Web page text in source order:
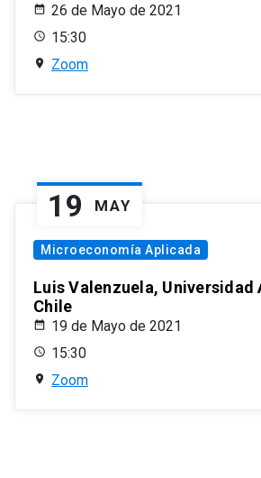
26 de Mayo de 2021
15:30
Zoom
19 MAY
Microeconomía Aplicada
Luis Valenzuela, Universidad
Chile
19 de Mayo de 2021
15:30
Zoom